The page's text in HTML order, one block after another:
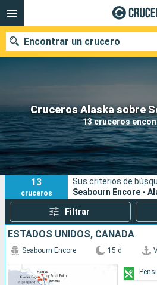
Cruceros Alaska sobre
13 cruceros
Encontrar un crucero
Nuestros destinos
Fecha de salida
Puertos
13
cruceros
Sus criterios de
Seabourn Encore -
Filtrar
ESTADOS UNIDOS, CANADÁ
Seabourn Encore 15 d